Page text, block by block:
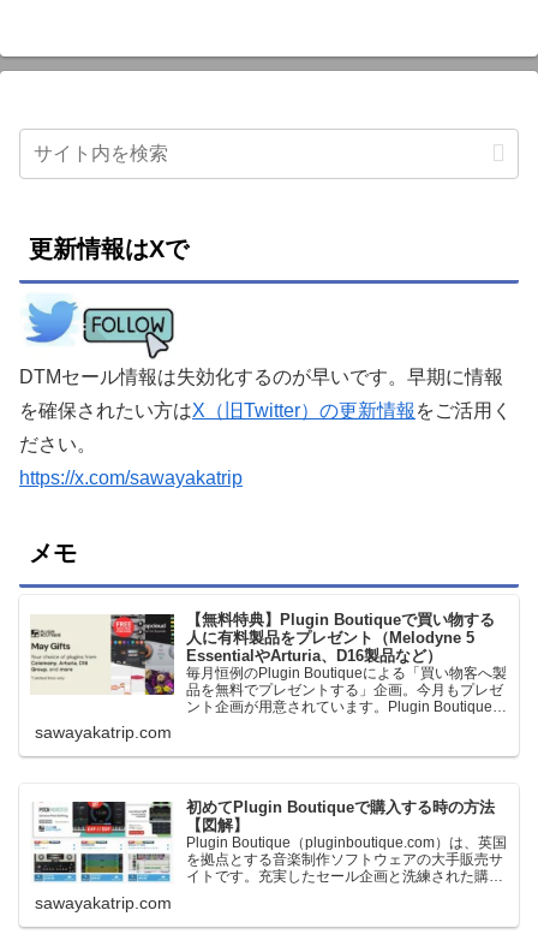
更新情報はXで
DTMセール情報は失効化するのが早いです。早期に情報
を確保されたい方はX（旧Twitter）の更新情報 をご活用く
ださい。
https://x.com/sawayakatrip
メモ
【無料特典】Plugin Boutiqueで買い物する
人に有料製品をプレゼント（Melodyne 5
EssentialやArturia、D16製品など）
毎月恒例のPlugin Boutiqueによる「買い物客へ製
品を無料でプレゼントする」企画。今月もプレゼ
ント企画が用意されています。Plugin Boutiqueで
ます。＊無料配布終了予定日：日本時間：
sawayakatrip.com
初めてPlugin Boutiqueで購入する時の方法
【図解】
Plugin Boutique（pluginboutique.com）は、英国
を拠点とする音楽制作ソフトウェアの大手販売サ
イトです。充実したセール企画と洗練された購入
に知っておきたいこと価格表示に…
sawayakatrip.com